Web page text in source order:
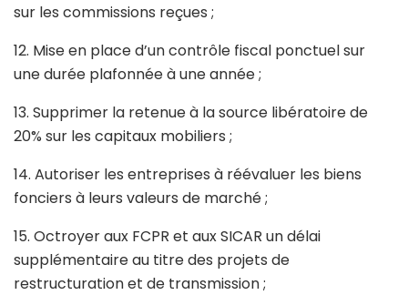
sur les commissions reçues ;
12. Mise en place d’un contrôle fiscal ponctuel sur
une durée plafonnée à une année ;
13. Supprimer la retenue à la source libératoire de
20% sur les capitaux mobiliers ;
14. Autoriser les entreprises à réévaluer les biens
fonciers à leurs valeurs de marché ;
15. Octroyer aux FCPR et aux SICAR un délai
supplémentaire au titre des projets de
restructuration et de transmission ;